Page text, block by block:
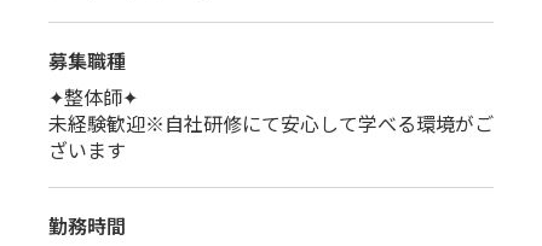
募集職種
✦整体師✦
未経験歓迎※自社研修にて安心して学べる環境がご
ざいます
勤務時間